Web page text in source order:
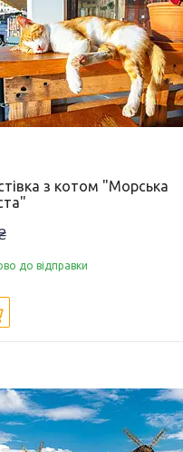
з котом "Морська
до відправки